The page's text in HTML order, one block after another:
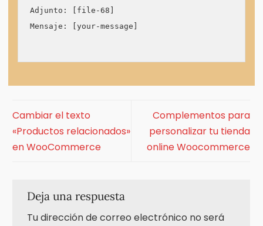
Adjunto: [file-68]
Mensaje: [your-message]
Cambiar el texto
«Productos relacionados»
en WooCommerce
Complementos para
personalizar tu tienda
online Woocommerce
Deja una respuesta
Tu dirección de correo electrónico no será